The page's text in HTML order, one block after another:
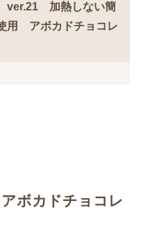
ver.21 加熱しない簡
用 アボカドチョコレ
ボカドチョコレ